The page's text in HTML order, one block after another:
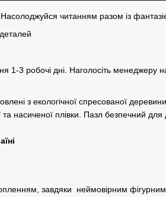
читанням разом із
1-3 робочі дні. Наголосіть менеджеру
з екологічної спресованої
насиченої плівки. Пазл безпечний для
завдяки неймовірним